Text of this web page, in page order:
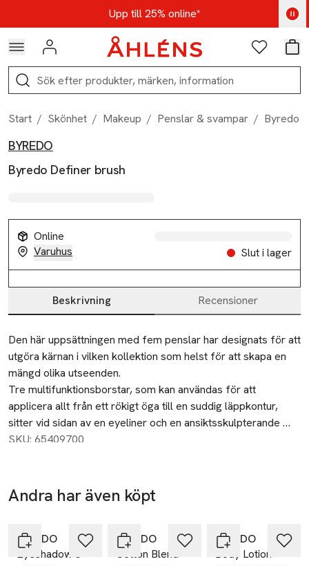
Hoppa till navigationsmenynUpp till 25% online*
Kod: AUG25 - Shoppa nu
Logga in Favoriter
Sök
Start / Skönhet / Makeup / Penslar & svampar / Byredo
Produktbilder
Hoppa över bildspelet
BYREDO
Byredo Definer brush
Online
Varuhus
Slut i lager
Produktinformation
Beskrivning Recensioner
Beskrivning
Den här uppsättningen med fem penslar har designats för att
utgöra kärnan i vilken kollektion som helst för att skapa en
mängd olika utseenden.
Tre multifunktionsborstar, som kan användas för att
applicera allt från ett rökigt öga till en suddig läppkontur,
sitter vid sidan av en eyeliner och en ansiktsskulpterande
borste. Varje verktyg har tillverkats med syntetiska fibrer av
Definer Brush 03: För att skapa mer intensivt pigmenterade
SKU: 65409700
Andra har även köpt
BYREDO
Eyeshadow 5
BYREDO
Cotton Blend
BYREDO
Body Lotion